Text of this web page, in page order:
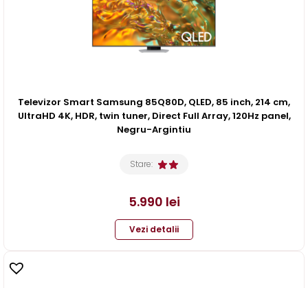
Televizor Smart Samsung 85Q80D, QLED, 85 inch, 214 cm,
UltraHD 4K, HDR, twin tuner, Direct Full Array, 120Hz panel,
Negru-Argintiu
Stare:
5.990 lei
Vezi detalii